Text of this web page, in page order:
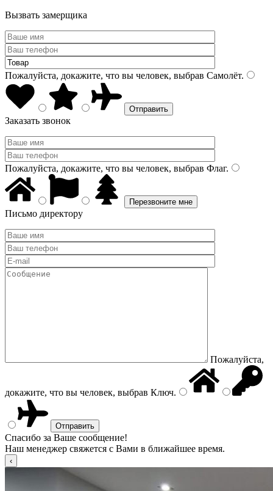
Вызвать замерщика
Пожалуйста, докажите, что вы человек, выбрав Самолёт.
Заказать звонок
Пожалуйста, докажите, что вы человек, выбрав Флаг.
Письмо директору
Пожалуйста,
докажите, что вы человек, выбрав Ключ.
Спасибо за Ваше сообщение!
Наш менеджер свяжется с Вами в ближайшее время.